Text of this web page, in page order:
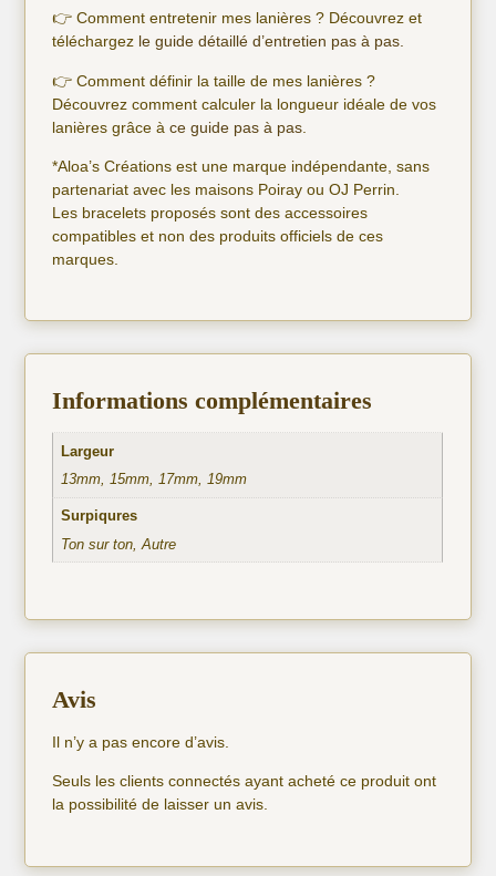
👉 Comment entretenir mes lanières ? Découvrez et
téléchargez le guide détaillé d’entretien pas à pas.
👉 Comment définir la taille de mes lanières ?
Découvrez comment calculer la longueur idéale de vos
lanières grâce àce guide pas à pas
*Aloa’s Créations est une marque indépendante, sans
partenariat avec les maisons Poiray ou OJ Perrin.
Les bracelets proposés sont des accessoires
compatibles et non des produits officiels de ces
marques.
Informations complémentaires
Largeur
13mm, 15mm, 17mm, 19mm
Surpiqures
Ton sur ton, Autre
Avis
Il n’y a pas encore d’avis.
Seuls les clients connectés ayant acheté ce produit ont
la possibilité de laisser un avis.